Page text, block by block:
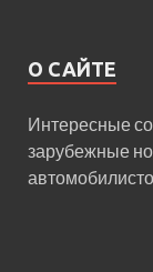
О САЙТЕ
Интересные
зарубежные